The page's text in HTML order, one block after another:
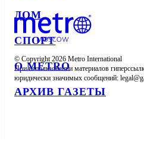
ДОМ
СПОРТ
О METRO
АРХИВ ГАЗЕТЫ
© Copyright 2026 Metro International
При использовании материалов
юридически значимых сообщений: